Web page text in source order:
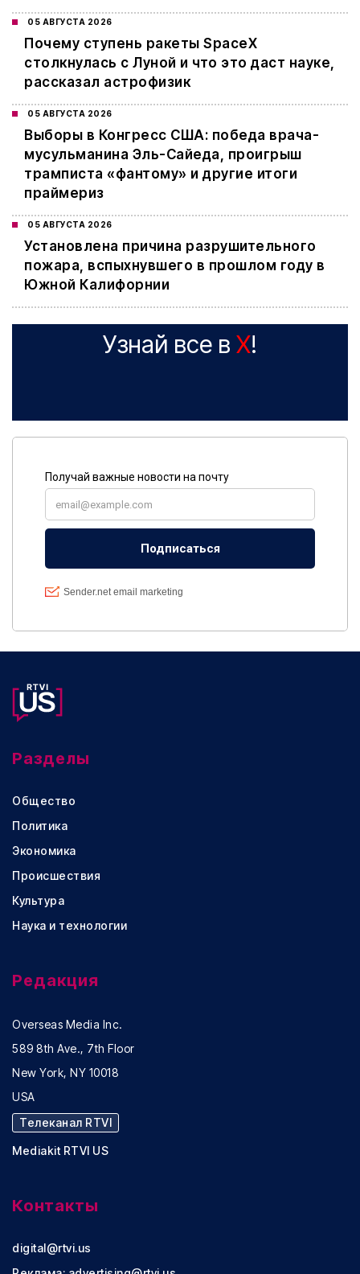
05 АВГУСТА 2026
Почему ступень ракеты SpaceX
столкнулась с Луной и что это даст науке,
рассказал астрофизик
05 АВГУСТА 2026
Выборы в Конгресс США: победа врача-
мусульманина Эль-Сайеда, проигрыш
трамписта «фантому» и другие итоги
праймериз
05 АВГУСТА 2026
Установлена причина разрушительного
пожара, вспыхнувшего в прошлом году в
Южной Калифорнии
Узнай все в X!
Разделы
Общество
Политика
Экономика
Происшествия
Культура
Наука и технологии
Редакция
Overseas Media Inc.
589 8th Ave., 7th Floor
New York, NY 10018
USA
Телеканал RTVI
Mediakit RTVI US
Контакты
digital@rtvi.us